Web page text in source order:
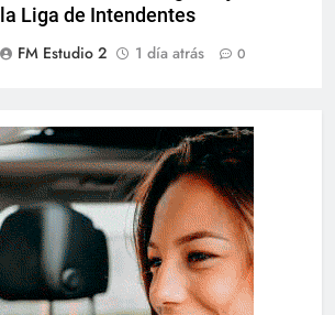
la Liga de Intendentes
FM Estudio 2
1 día atrás 0